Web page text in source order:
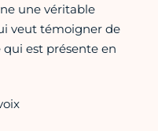
une véritable
veut témoigner de
qui est présente en